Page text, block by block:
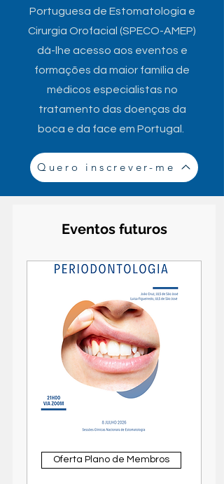
Portuguesa de Estomatologia e
Cirurgia Orofacial (SPECO-AMEP)
dá-lhe acesso aos eventos e
formações da maior família de
médicos especialistas no
tratamento das doenças da
boca e da face em Portugal.
Quero inscrever-me
Eventos futuros
Oferta Plano de Membros